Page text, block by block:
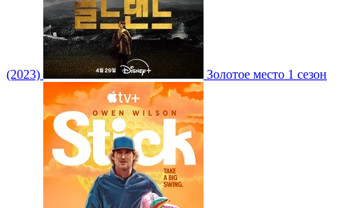
(2023) Золотое место 1 сезон